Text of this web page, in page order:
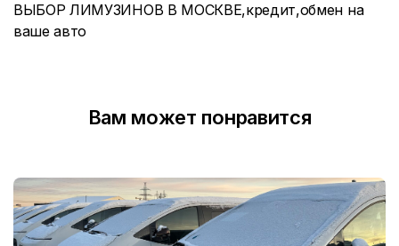
ВЫБОР ЛИМУЗИНОВ В МОСКВЕ,кредит,обмен на
ваше авто
Вам может понравится